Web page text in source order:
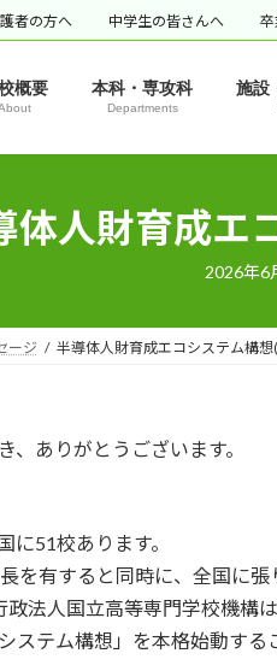
者の方へ 中学生の皆さんへ
概要 本科・専攻科
Departments
施設
体人財育成エ
2026年6
ージ 半導体人財育成エコシステム構
ありがとうございます。
51校あります。
を有すると同時に、全国に
法人国立高等専門学校機構
ステム構想」を本格始動する